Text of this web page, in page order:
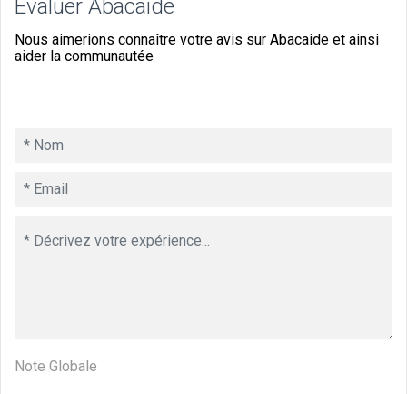
Évaluer Abacaide
Nous aimerions connaître votre avis sur Abacaide et ainsi
aider la communautée
Note Globale